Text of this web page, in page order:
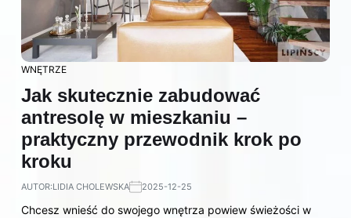
WNĘTRZE
Jak skutecznie zabudować
antresolę w mieszkaniu –
praktyczny przewodnik krok po
kroku
AUTOR:LIDIA CHOLEWSKA 2025-12-25
Chcesz wnieść do swojego wnętrza powiew świeżości w